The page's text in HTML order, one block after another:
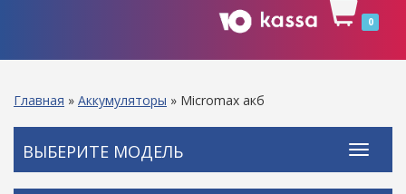
0
Главная » Аккумуляторы » Micromax акб
ВЫБЕРИТЕ МОДЕЛЬ